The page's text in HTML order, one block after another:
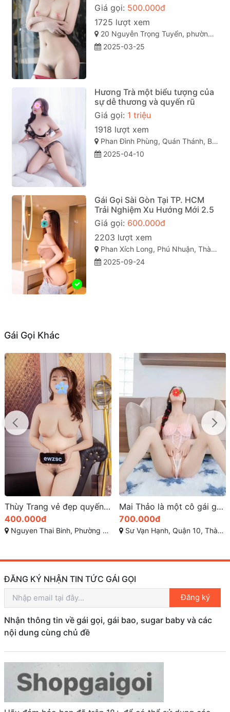
Giá gọi: 500.000đ
1725 lượt xem
20 Nguyễn Trọng Tuyển, phường 15, Phú Nhuận, Thành phố Hồ Chí Minh
2025-03-25
Hương Trà một biểu tượng của
sự dễ thương và quyến rũ
Giá gọi: 1 triệu
1918 lượt xem
Phan Đình Phùng, Quán Thánh, Ba Đình, Hà Nội
2025-04-10
Gái Gọi Sài Gòn Tại TP. HCM
Trải Nghiệm Xu Hướng Mới 2.5
Giá gọi: 600.000đ
2203 lượt xem
Phan Xích Long, Phú Nhuận, Thành phố Hồ Chí Minh
2025-09-24
Gái Gọi Khác
Thùy Trang vẻ đẹp quyến rũ sexy
400.000đ
Nguyen Thai Binh, Phường 12, Tân Bình, Thành phố Hồ Chí Minh
Mai Thảo là một cô gái gọi xinh đẹp nổi bật sài gòn
700.000đ
Sư Vạn Hạnh, Quận 10, Thành phố Hồ Chí Minh
ĐĂNG KÝ NHẬN TIN TỨC GÁI GỌI
Đăng ký
Nhận thông tin về gái gọi, gái bao, sugar baby và các
nội dung cùng chủ đề